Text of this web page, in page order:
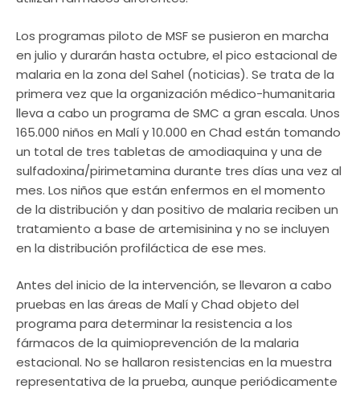
Los programas piloto de MSF se pusieron en marcha
en julio y durarán hasta octubre, el pico estacional de
malaria en la zona del Sahel (noticias). Se trata de la
primera vez que la organización médico-humanitaria
lleva a cabo un programa de SMC a gran escala. Unos
165.000 niños en Malí y 10.000 en Chad están tomando
un total de tres tabletas de amodiaquina y una de
sulfadoxina/pirimetamina durante tres días una vez al
mes. Los niños que están enfermos en el momento
de la distribución y dan positivo de malaria reciben un
tratamiento a base de artemisinina y no se incluyen
en la distribución profiláctica de ese mes.
Antes del inicio de la intervención, se llevaron a cabo
pruebas en las áreas de Malí y Chad objeto del
programa para determinar la resistencia a los
fármacos de la quimioprevención de la malaria
estacional. No se hallaron resistencias en la muestra
representativa de la prueba, aunque periódicamente